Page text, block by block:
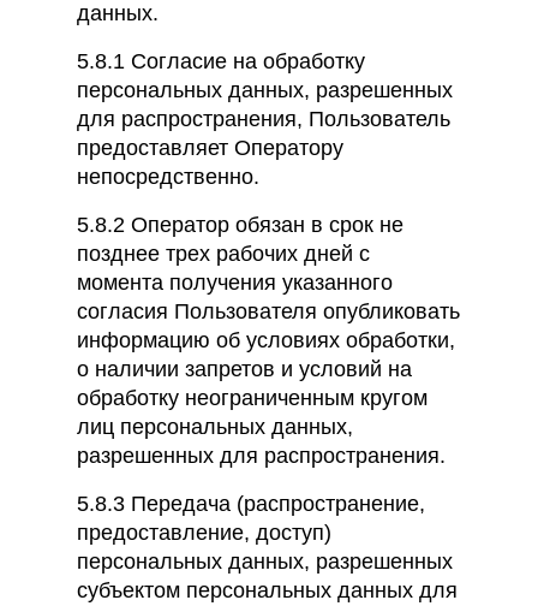
данных.
5.8.1 Согласие на обработку
персональных данных, разрешенных
для распространения, Пользователь
предоставляет Оператору
непосредственно.
5.8.2 Оператор обязан в срок не
позднее трех рабочих дней с
момента получения указанного
согласия Пользователя опубликовать
информацию об условиях обработки,
о наличии запретов и условий на
обработку неограниченным кругом
лиц персональных данных,
разрешенных для распространения.
5.8.3 Передача (распространение,
предоставление, доступ)
персональных данных, разрешенных
субъектом персональных данных для